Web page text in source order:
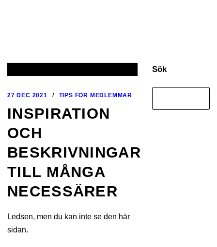
27 DEC 2021 / TIPS FÖR MEDLEMMAR
INSPIRATION
OCH
BESKRIVNINGAR
TILL MÅNGA
NECESSÄRER
Ledsen, men du kan inte se den här
sidan.
Sök